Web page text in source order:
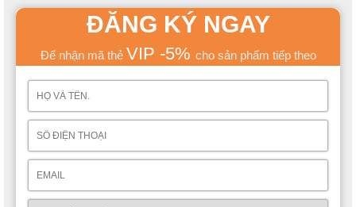
ĐĂNG KÝ NGAY
Để nhận mã thẻ VIP -5% cho sản phẩm tiếp theo